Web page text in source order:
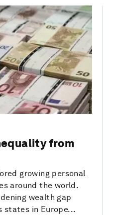
from
growing personal
around the world.
wealth gap
states in Europe...